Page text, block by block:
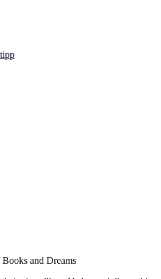
and Dreams